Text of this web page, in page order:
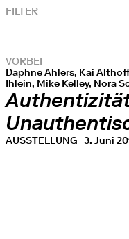
FILTER
VORBEI
Daphne Ahlers, Kai
Ihlein, Mike Kelley, Nora
AUSSTELLUNG 3. Juni